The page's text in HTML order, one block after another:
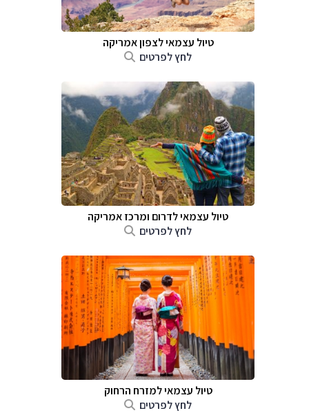
טיול עצמאי לצפון אמריקה
לחץ לפרטים
טיול עצמאי לדרום ומרכז אמריקה
לחץ לפרטים
טיול עצמאי למזרח הרחוק
לחץ לפרטים